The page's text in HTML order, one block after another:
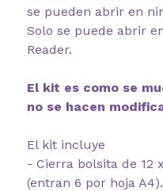
se pueden abrir en
Solo se puede abrir
Reader.
El kit es como se
no se hacen
El kit incluye
- Cierra bolsita de 12
(entran 6 por hoja